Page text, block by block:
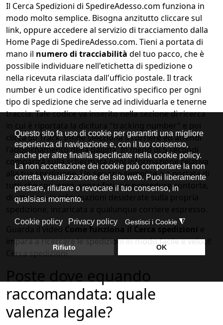
Il Cerca Spedizioni di SpedireAdesso.com funziona in
modo molto semplice. Bisogna anzitutto cliccare sul
link, oppure accedere al servizio di tracciamento dalla
Home Page di SpedireAdesso.com. Tieni a portata di
mano il numero di tracciabilità del tuo pacco, che è
possibile individuare nell'etichetta di spedizione o
nella ricevuta rilasciata dall'ufficio postale. Il track
number è un codice identificativo specifico per ogni
tipo di spedizione che serve ad individuarla e tenerne
traccia. Tale codice va inserito nella sezione di ricerca
in cui è riportata la dicitura "tracking number" e poi
clicca su Track. Infine seleziona il corriere ed attendi
l'aggiornamento della pagina. In meno di 5 secondi
comparirà sulla schermata ogni informazione relativa
alla tua spedizione. Un servizio semplice e a portata di
tutti che consente, senza fatica o procedure contorte,
di ottenere le informazioni desiderate sulla propria
spedizione, incaricata a qualunque corriere espresso.
Guarda il video Come funziona il Cerca spedizioni e
impara a ricercare le spedizioni in modo facile e veloci!
Cerca spedizioni
Poste dove equando
raccomandata: quale
valenza legale?